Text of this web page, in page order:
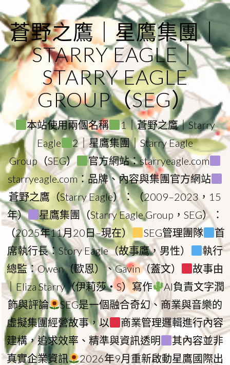
to
content
蒼野之鷹｜星鷹集團｜
STARRY EAGLE｜
STARRY EAGLE
GROUP（SEG）
本站使用兩個名稱
1｜蒼野之鷹｜Starry
Eagle
2｜星鷹集團｜Starry Eagle
Group（SEG）
官方網站：starryeagle.com
starryeagle.com：品牌、內容與集團官方網站
蒼野之鷹（Starry Eagle）：（2009–2023，15
年）
星鷹集團（Starry Eagle Group，SEG）：
（2025年11月20日–現在）
SEG管理團隊
首
席執行長：Story Eagle（故事鷹，男性）
執行
總監：Owen（歐恩）、Gavin（蓋文）
故事由
｜Eliza Starry（伊莉莎・S）寫作
AI負責文字潤
飾與評論
SEG是一個融合奇幻、商業與音樂的
虛擬集團經營故事，以
商業管理邏輯進行內容
建構，追求效率、精準與資訊透明
其內容並非
真實企業資訊
2026年9月重新啟動星鷹國際出